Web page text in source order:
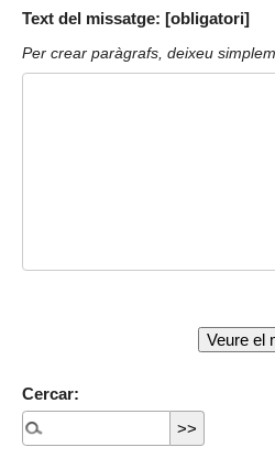
Text del missatge: [obligatori]
Per crear paràgrafs, deixeu
Cercar: